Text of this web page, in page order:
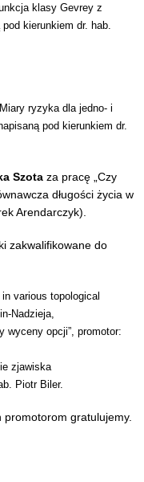
klasy Gevrey z
kierunkiem dr. hab.
ryzyka dla jedno- i
pod kierunkiem dr.
Szota za pracę „Czy
długości życia w
Arendarczyk).
zakwalifikowane do
various topological
Nadzieja,
wyceny opcji”, promotor:
zjawiska
Piotr Biler.
gratulujemy.